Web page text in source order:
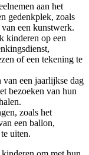
aan het
gedenkplek, zoals
een kunstwerk.
kinderen op een
of een tekening te
van een jaarlijkse dag
bezoeken van hun
zoals het
een ballon,
uiten.